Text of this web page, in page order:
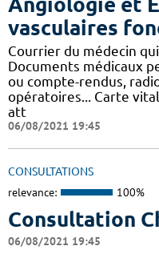
vasculaires
Courrier du médecin
Documents médicaux
ou compte-rendus,
opératoires... Carte
att
06/08/2021 19:45
CONSULTATIONS
relevance: 100%
Consultation
06/08/2021 19:45